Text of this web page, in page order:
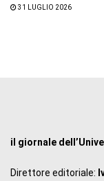
31 LUGLIO 2026
il giornale
Direttore editoriale: